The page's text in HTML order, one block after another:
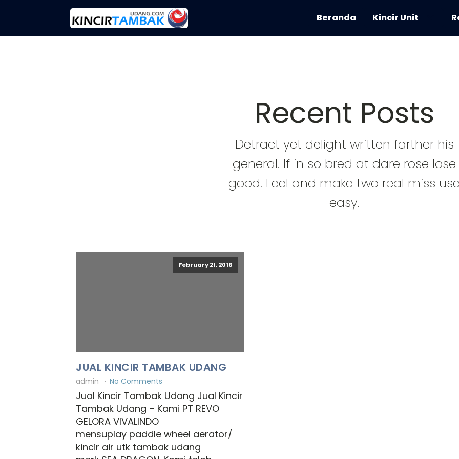
Beranda Kincir Unit
Recent Posts
Detract yet delight written farther his
general. If in so bred at dare rose lose
good. Feel and make two real miss use
easy.
February 21, 2016
JUAL KINCIR TAMBAK UDANG
admin No Comments
Jual Kincir Tambak Udang Jual Kincir
Tambak Udang – Kami PT REVO
GELORA VIVALINDO
mensuplay paddle wheel aerator/
kincir air utk tambak udang